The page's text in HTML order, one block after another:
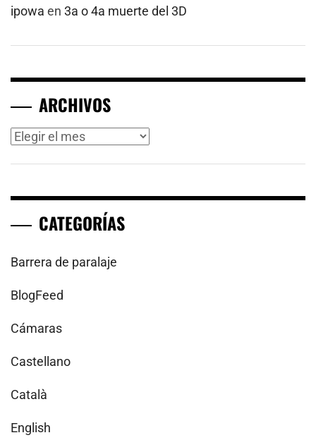
ipowa en 3a o 4a muerte del 3D
ARCHIVOS
Archivos
CATEGORÍAS
Barrera de paralaje
BlogFeed
Cámaras
Castellano
Català
English